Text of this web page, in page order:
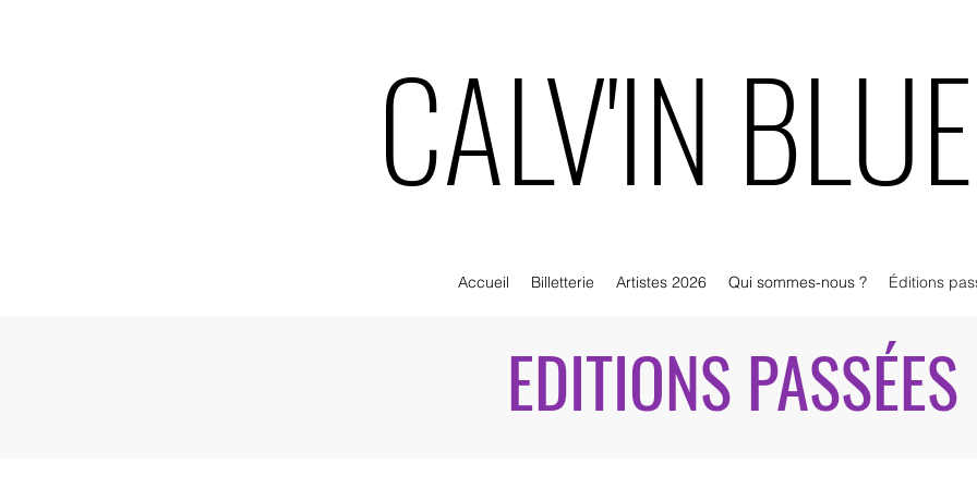
Accueil Billetterie Artistes 2026 Qui sommes-nous ? Éditions
CALV'IN
CALV'IN
EDITIONS PASSÉES